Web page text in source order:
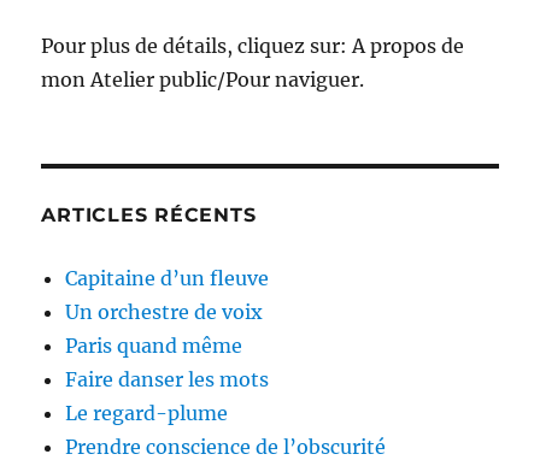
Pour plus de détails, cliquez sur: A propos de
mon Atelier public/Pour naviguer.
ARTICLES RÉCENTS
Capitaine d’un fleuve
Un orchestre de voix
Paris quand même
Faire danser les mots
Le regard-plume
Prendre conscience de l’obscurité